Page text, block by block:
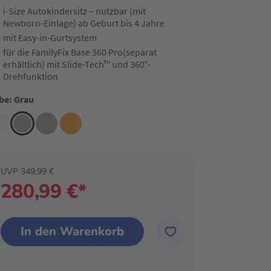
i-Size Autokindersitz – nutzbar (mit
Newborn-Einlage) ab Geburt bis 4 Jahre
mit Easy-in-Gurtsystem
für die FamilyFix Base 360 Pro(separat
erhältlich) mit Slide-Tech™ und 360°-
Drehfunktion
Grau
280,99 €*
UVP 349,99 €
In den Warenkorb